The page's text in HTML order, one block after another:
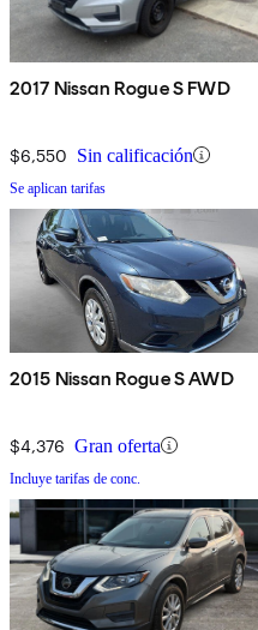
2017 Nissan Rogue S FWD
$6,550 Sin calificación
Se aplican tarifas
2015 Nissan Rogue S AWD
$4,376 Gran oferta
Incluye tarifas de conc.